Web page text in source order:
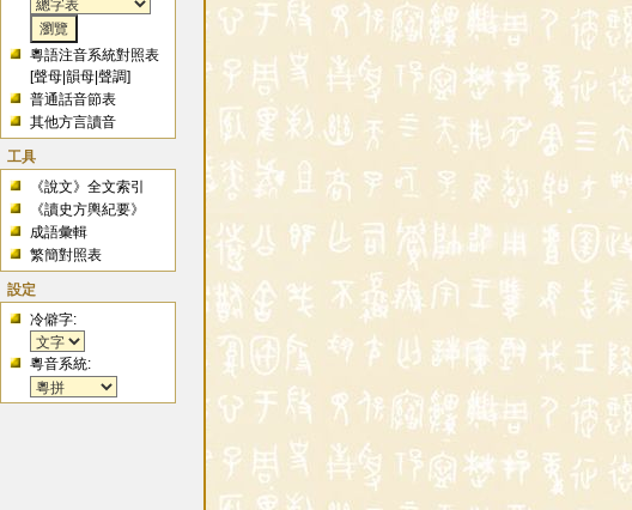
粵語注音系統對照表
[聲母 |韻母 |聲調]
普通話音節表
其他方言讀音
工具
《說文》全文索引
《讀史方輿紀要》
成語彙輯
繁簡對照表
設定
冷僻字:
粵音系統: